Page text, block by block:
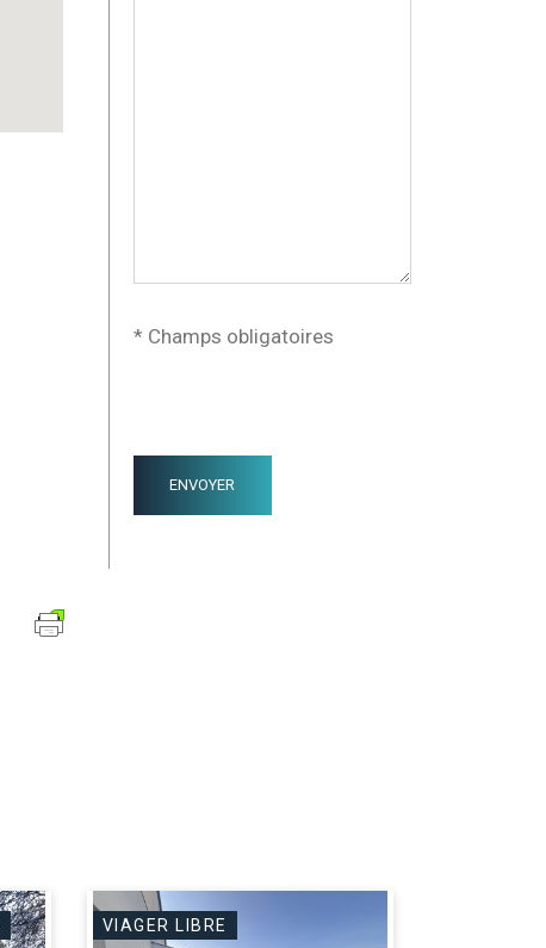
* Champs obligatoires
VIAGER LIBRE